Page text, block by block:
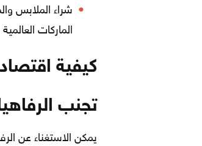
شراء الملابس
الماركات
كيفية
تجنب
يمكن الاستغناء عن